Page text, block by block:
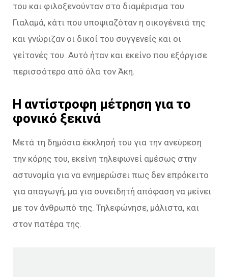
του και φιλοξενούνταν στο διαμέρισμα του
Γιαλαμά, κάτι που υποψιαζόταν η οικογένειά της
και γνώριζαν οι δικοί του συγγενείς και οι
γείτονές του. Αυτό ήταν και εκείνο που εξόργισε
περισσότερο από όλα τον Άκη.
Η αντίστροφη μέτρηση για το
φονικό ξεκινά
Μετά τη δημόσια έκκλησή του για την ανεύρεση
την κόρης του, εκείνη τηλεφωνεί αμέσως στην
αστυνομία για να ενημερώσει πως δεν επρόκειτο
για απαγωγή, μα για συνειδητή απόφαση να μείνει
με τον άνθρωπό της. Τηλεφώνησε, μάλιστα, και
στον πατέρα της.